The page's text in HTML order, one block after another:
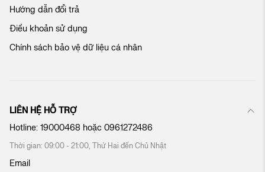
t
i
Hướng dẫn đổi trả
Điều khoản sử dụng
Chính sách bảo vệ dữ liệu cá nhân
LIÊN HỆ HỖ TRỢ
Hotline: 19000468 hoặc 0961272486
Thời gian: 09:00 - 21:00, Thứ Hai đến Chủ Nhật
Email